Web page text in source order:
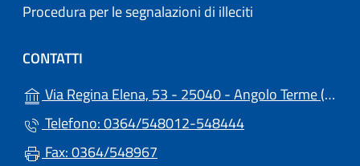
Procedura per le segnalazioni di illeciti
CONTATTI
Via Regina Elena, 53 - 25040 - Angolo Terme (BS)
Telefono: 0364/548012-548444
Fax: 0364/548967